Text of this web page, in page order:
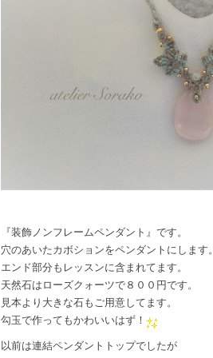
『装飾ノンフレームペンダント』です。
穴のあいたカボションをペンダントにします
エンド部分もレッスンに含まれてます。
天然石はローズクォーツで８００円です。
見本より大きな石もご用意してます。
勾玉で作ってもかわいいはず！
以前は連結ペンダントトップでしたが